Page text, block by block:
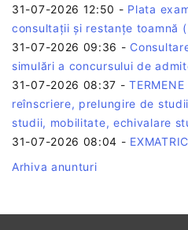
31-07-2026 12:50 - Plata
consultații și restanțe toamnă
31-07-2026 09:36 -
simulări a concursului de
31-07-2026 08:37 -
reînscriere, prelungire de
studii, mobilitate, echivalare
31-07-2026 08:04 -
Arhiva anunturi